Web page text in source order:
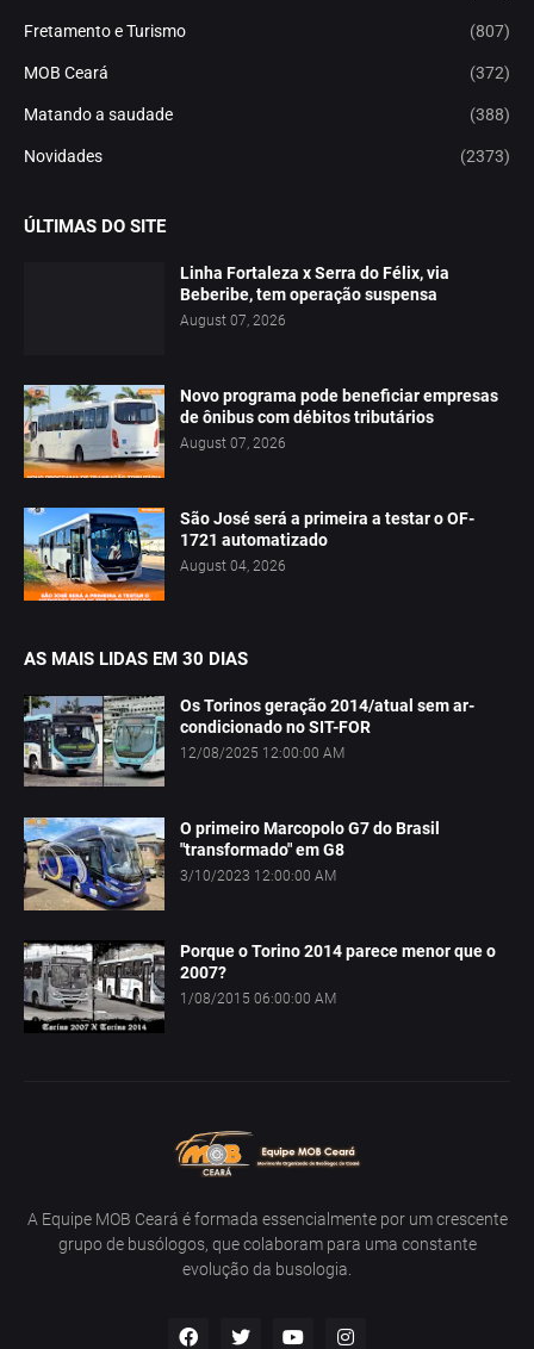
Fretamento e Turismo (807)
MOB Ceará (372)
Matando a saudade (388)
Novidades (2373)
ÚLTIMAS DO SITE
Linha Fortaleza x Serra do Félix, via
Beberibe, tem operação suspensa
August 07, 2026
Novo programa pode beneficiar empresas
de ônibus com débitos tributários
August 07, 2026
São José será a primeira a testar o OF-
1721 automatizado
August 04, 2026
AS MAIS LIDAS EM 30 DIAS
Os Torinos geração 2014/atual sem ar-
condicionado no SIT-FOR
12/08/2025 12:00:00 AM
O primeiro Marcopolo G7 do Brasil
"transformado" em G8
3/10/2023 12:00:00 AM
Porque o Torino 2014 parece menor que o
2007?
1/08/2015 06:00:00 AM
A Equipe MOB Ceará é formada essencialmente por um crescente
grupo de busólogos, que colaboram para uma constante
evolução da busologia.